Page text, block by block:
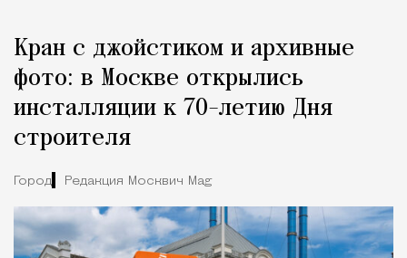
Кран с джойстиком и архивные
фото: в Москве открылись
инсталляции к 70-летию Дня
строителя
Город Редакция Москвич Mag